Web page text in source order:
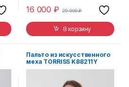
16 000₽ 29 900₽
В корзину
Пальто из искусственного
меха TORRISS K88211Y